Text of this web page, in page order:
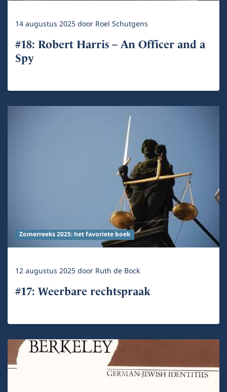
14 augustus 2025door Roel Schutgens
#18: Robert Harris – An Officer and a
Spy
Zomerreeks 2025: het favoriete boek
12 augustus 2025door Ruth de Bock
#17: Weerbare rechtspraak